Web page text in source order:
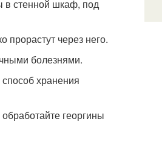
в стенной шкаф, под
через него.
болезнями.
хранения
георгины